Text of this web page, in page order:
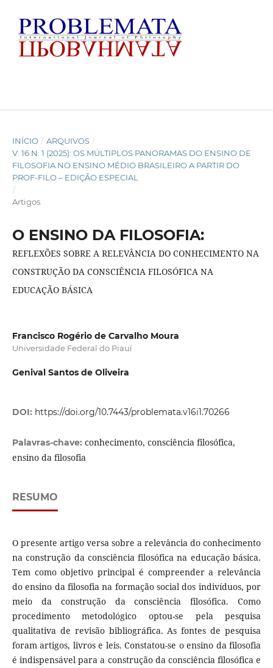
INÍCIO / ARQUIVOS /
V. 16 N. 1 (2025): OS MÚLTIPLOS PANORAMAS DO ENSINO DE
FILOSOFIA NO ENSINO MÉDIO BRASILEIRO A PARTIR DO
PROF-FILO – EDIÇÃO ESPECIAL
/
Artigos
O ENSINO DA FILOSOFIA:
REFLEXÕES SOBRE A RELEVÂNCIA DO CONHECIMENTO NA
CONSTRUÇÃO DA CONSCIÊNCIA FILOSÓFICA NA
EDUCAÇÃO BÁSICA
Francisco Rogério de Carvalho Moura
Universidade Federal do Piauí
Genival Santos de Oliveira
DOI: https://doi.org/10.7443/problemata.v16i1.70266
Palavras-chave: conhecimento, consciência filosófica,
ensino da filosofia
RESUMO
O presente artigo versa sobre a relevância do conhecimento
na construção da consciência filosófica na educação básica.
Tem como objetivo principal é compreender a relevância
do ensino da filosofia na formação social dos indivíduos, por
meio da construção da consciência filosófica. Como
procedimento metodológico optou-se pela pesquisa
qualitativa de revisão bibliográfica. As fontes de pesquisa
foram artigos, livros e leis. Constatou-se o ensino da filosofia
é indispensável para a construção da consciência filosófica e